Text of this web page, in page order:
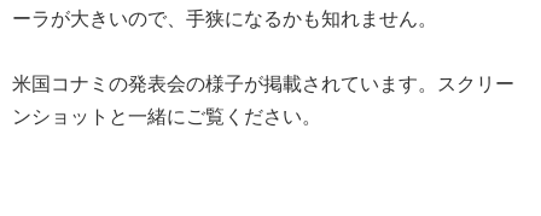
ーラが大きいので、手狭になるかも知れません。
米国コナミの発表会の様子が掲載されています。スクリー
ンショットと一緒にご覧ください。